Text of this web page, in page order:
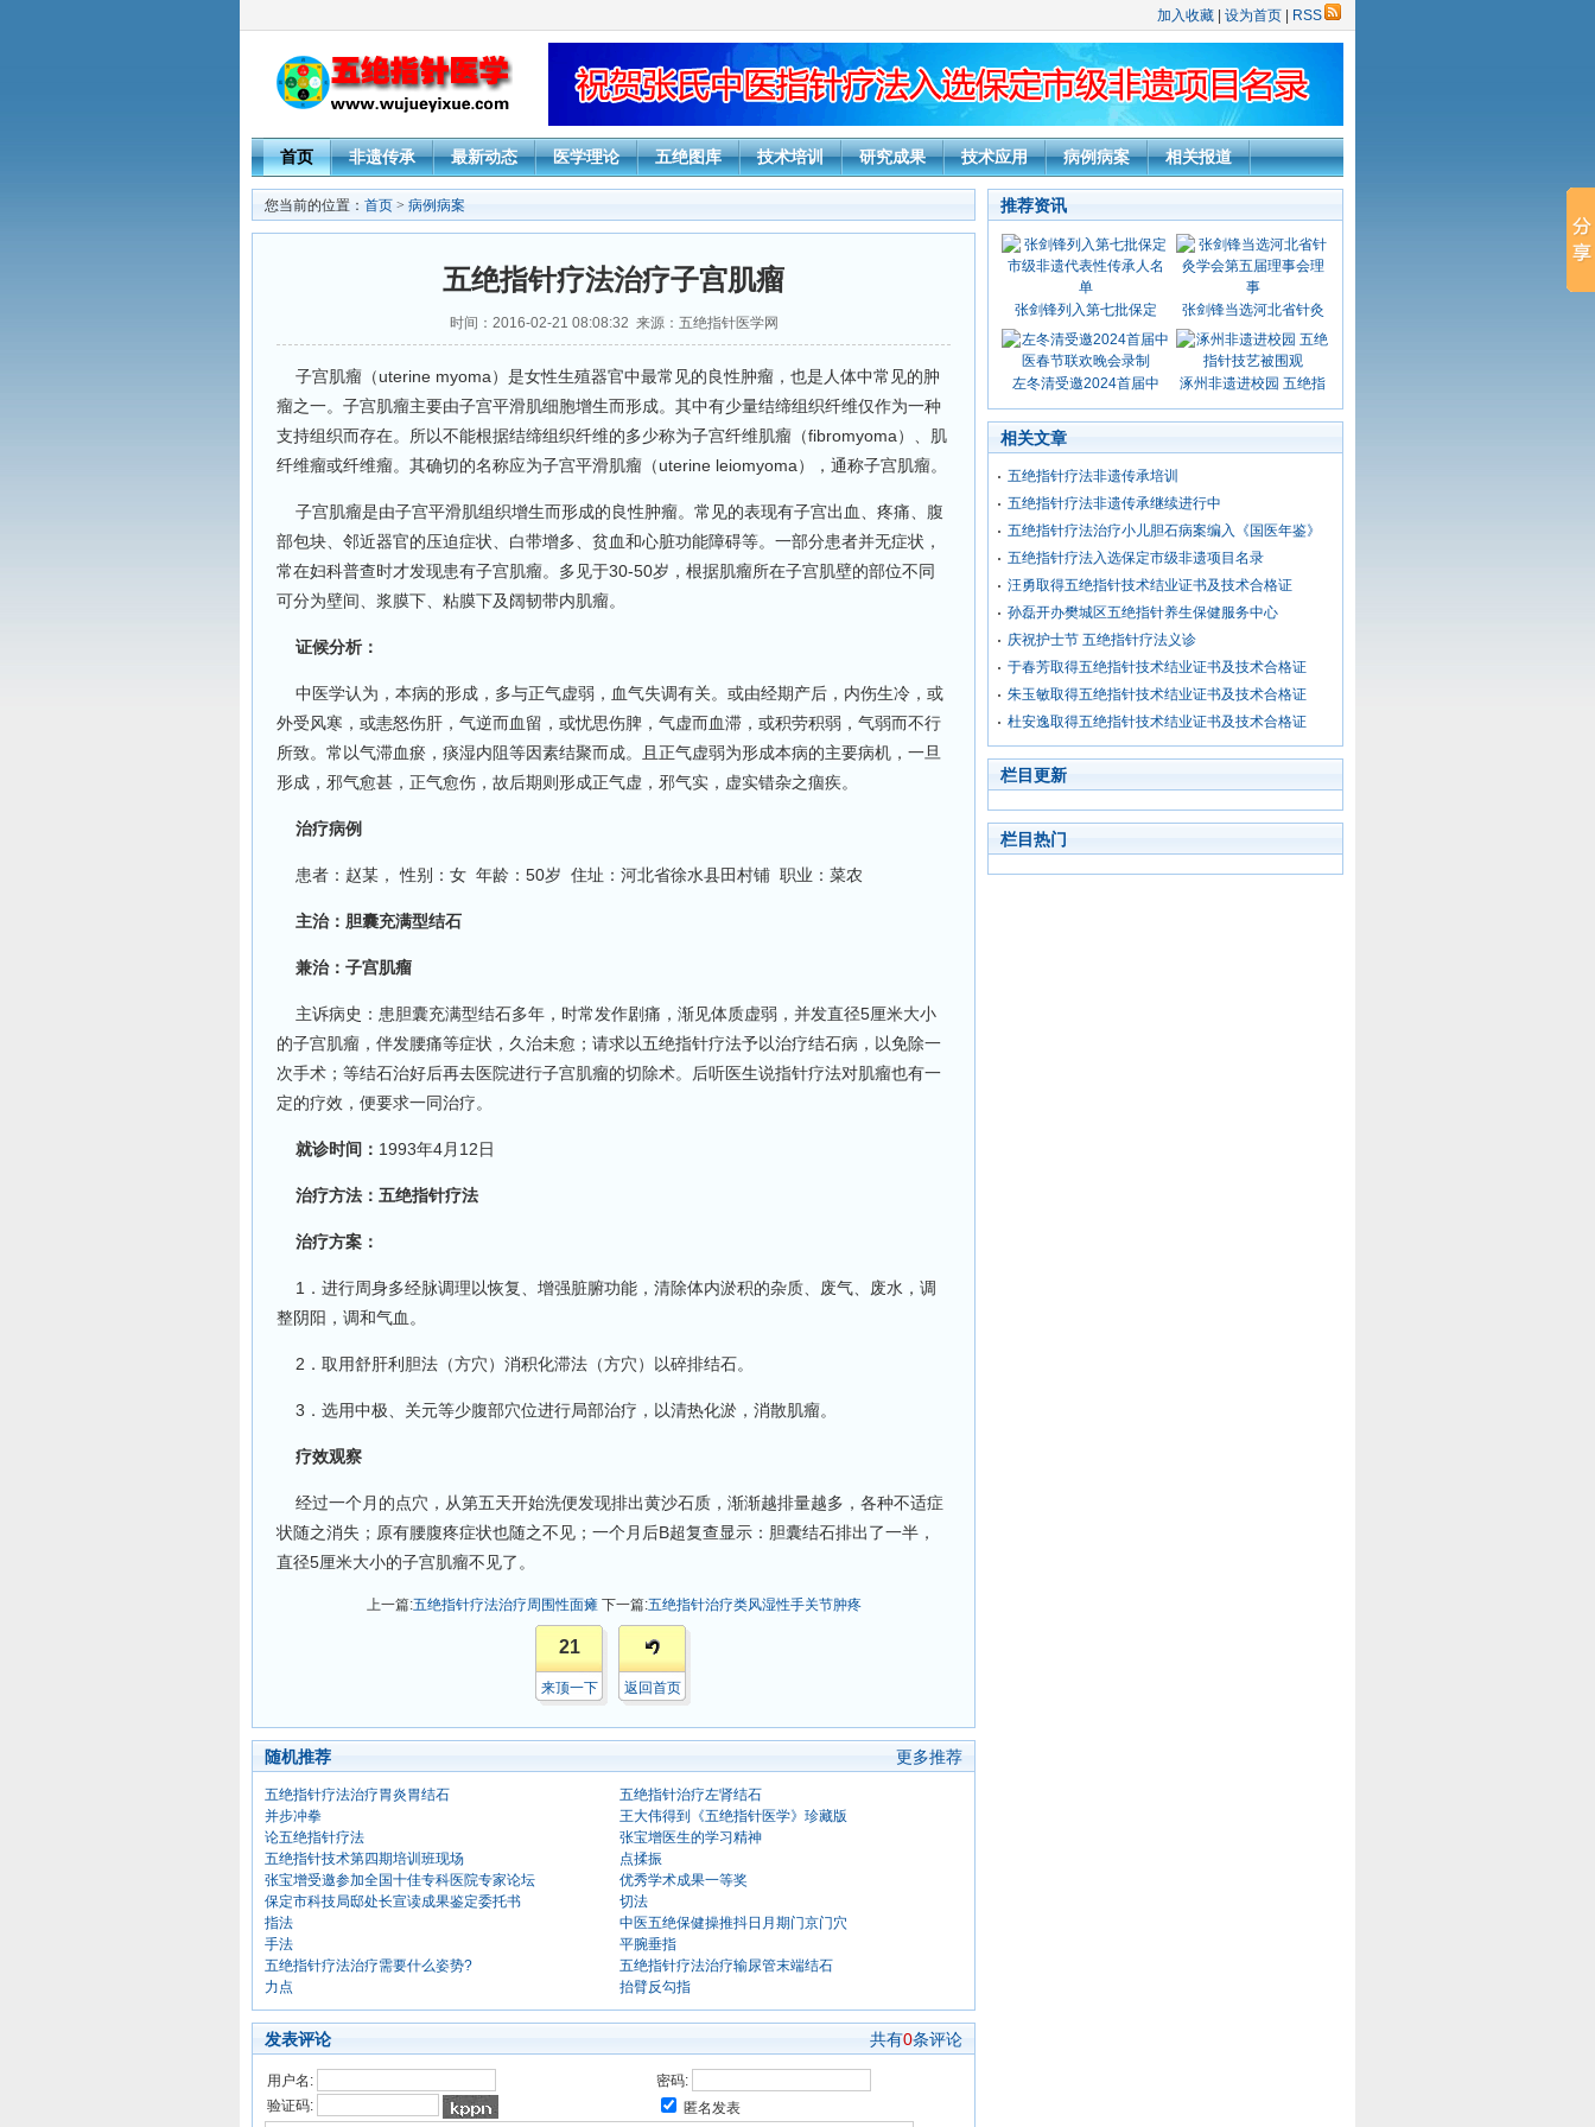
加入收藏 设为首页 RSS
首页 非遗传承 最新动态 医学理论 五绝图库 技术培训 研究成果 技术应用 病例病案 相关报道
您当前的位置： 首页 > 病例病案
五绝指针疗法治疗子宫肌瘤
时间：2016-02-21 08:08:32 来源：五绝指针医学网
子宫肌瘤（uterine myoma）是女性生殖器官中最常见的良性肿瘤，也是人体中常见的肿
瘤之一。子宫肌瘤主要由子宫平滑肌细胞增生而形成。其中有少量结缔组织纤维仅作为一种
支持组织而存在。所以不能根据结缔组织纤维的多少称为子宫纤维肌瘤（fibromyoma）、肌
纤维瘤或纤维瘤。其确切的名称应为子宫平滑肌瘤（uterine leiomyoma），通称子宫肌瘤。
子宫肌瘤是由子宫平滑肌组织增生而形成的良性肿瘤。常见的表现有子宫出血、疼痛、腹
部包块、邻近器官的压迫症状、白带增多、贫血和心脏功能障碍等。一部分患者并无症状，
常在妇科普查时才发现患有子宫肌瘤。多见于30-50岁，根据肌瘤所在子宫肌壁的部位不同
可分为壁间、浆膜下、粘膜下及阔韧带内肌瘤。
证候分析：
中医学认为，本病的形成，多与正气虚弱，血气失调有关。或由经期产后，内伤生冷，或
外受风寒，或恚怒伤肝，气逆而血留，或忧思伤脾，气虚而血滞，或积劳积弱，气弱而不行
所致。常以气滞血瘀，痰湿内阻等因素结聚而成。且正气虚弱为形成本病的主要病机，一旦
形成，邪气愈甚，正气愈伤，故后期则形成正气虚，邪气实，虚实错杂之痼疾。
治疗病例
患者：赵某， 性别：女 年龄：50岁 住址：河北省徐水县田村铺 职业：菜农
主治：胆囊充满型结石
兼治：子宫肌瘤
主诉病史：患胆囊充满型结石多年，时常发作剧痛，渐见体质虚弱，并发直径5厘米大小
的子宫肌瘤，伴发腰痛等症状，久治未愈；请求以五绝指针疗法予以治疗结石病，以免除一
次手术；等结石治好后再去医院进行子宫肌瘤的切除术。后听医生说指针疗法对肌瘤也有一
定的疗效，便要求一同治疗。
就诊时间： 1993年4月12日
治疗方法：五绝指针疗法
治疗方案：
1．进行周身多经脉调理以恢复、增强脏腑功能，清除体内淤积的杂质、废气、废水，调
整阴阳，调和气血。
2．取用舒肝利胆法（方穴）消积化滞法（方穴）以碎排结石。
3．选用中极、关元等少腹部穴位进行局部治疗，以清热化淤，消散肌瘤。
疗效观察
经过一个月的点穴，从第五天开始洗便发现排出黄沙石质，渐渐越排量越多，各种不适症
状随之消失；原有腰腹疼症状也随之不见；一个月后B超复查显示：胆囊结石排出了一半，
直径5厘米大小的子宫肌瘤不见了。
上一篇:五绝指针疗法治疗周围性面瘫 下一篇:五绝指针治疗类风湿性手关节肿疼
21
来顶一下 返回首页
随机推荐 更多推荐
五绝指针疗法治疗胃炎胃结石
并步冲拳
论五绝指针疗法
五绝指针技术第四期培训班现场
张宝增受邀参加全国十佳专科医院专家论坛
保定市科技局邸处长宣读成果鉴定委托书
指法
手法
五绝指针疗法治疗需要什么姿势?
力点
五绝指针治疗左肾结石
王大伟得到《五绝指针医学》珍藏版
张宝增医生的学习精神
点揉振
优秀学术成果一等奖
切法
中医五绝保健操推抖日月期门京门穴
平腕垂指
五绝指针疗法治疗输尿管末端结石
抬臂反勾指
发表评论 共有0条评论
用户名:
密码:
验证码:
匿名发表
推荐资讯
张剑锋列入第七批保定 张剑锋当选河北省针灸
左冬清受邀2024首届中 涿州非遗进校园 五绝指
相关文章
五绝指针疗法非遗传承培训
五绝指针疗法非遗传承继续进行中
五绝指针疗法治疗小儿胆石病案编入《国医年鉴》
五绝指针疗法入选保定市级非遗项目名录
汪勇取得五绝指针技术结业证书及技术合格证
孙磊开办樊城区五绝指针养生保健服务中心
庆祝护士节 五绝指针疗法义诊
于春芳取得五绝指针技术结业证书及技术合格证
朱玉敏取得五绝指针技术结业证书及技术合格证
杜安逸取得五绝指针技术结业证书及技术合格证
栏目更新
栏目热门